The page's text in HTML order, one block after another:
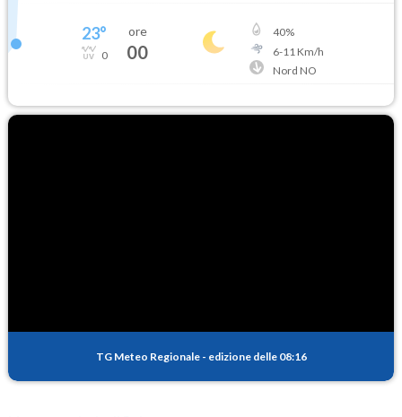
23°
0
ore
00
40%
6-11 Km/h
Nord NO
TG Meteo Regionale - edizione delle 08:16